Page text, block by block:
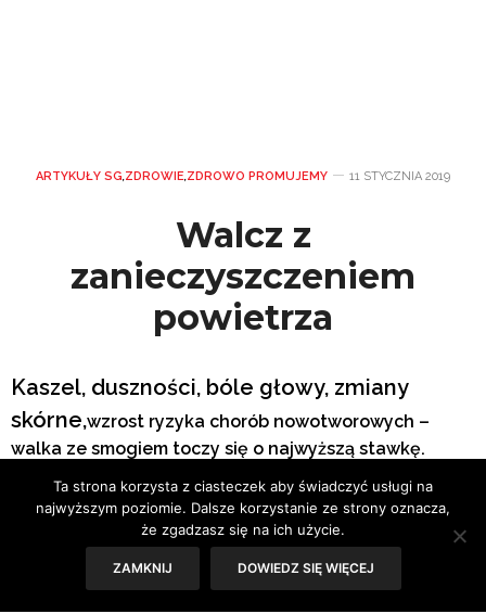
ARTYKUŁY SG,ZDROWIE,ZDROWO PROMUJEMY 11 STYCZNIA 2019
Walcz z
zanieczyszczeniem
powietrza
Kaszel, duszności, bóle głowy, zmiany
skórne,wzrost ryzyka chorób nowotworowych –
walka ze smogiem toczy się o najwyższą stawkę.
obecnie największym środowiskowym zagrożeniem
dla zdrowia. Jednak zamiast wpadać w panikę, lepiej
wziąć sprawy we własne ręce i zadbać o powietrze,
którym oddychamy.
Ta strona korzysta z ciasteczek aby świadczyć usługi na
najwyższym poziomie. Dalsze korzystanie ze strony oznacza,
że zgadzasz się na ich użycie.
ZAMKNIJ DOWIEDZ SIĘ WIĘCEJ